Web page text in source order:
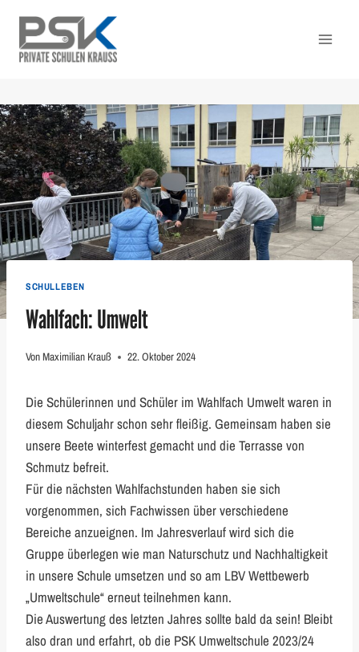
Inhalt
springen
SCHULLEBEN
Wahlfach: Umwelt
VonMaximilian Krauß 22. Oktober 2024
Die Schülerinnen und Schüler im Wahlfach Umwelt waren in
diesem Schuljahr schon sehr fleißig. Gemeinsam haben sie
unsere Beete winterfest gemacht und die Terrasse von
Schmutz befreit.
Für die nächsten Wahlfachstunden haben sie sich
vorgenommen, sich Fachwissen über verschiedene
Bereiche anzueignen. Im Jahresverlauf wird sich die
Gruppe überlegen wie man Naturschutz und Nachhaltigkeit
in unsere Schule umsetzen und so am LBV Wettbewerb
„Umweltschule“ erneut teilnehmen kann.
Die Auswertung des letzten Jahres sollte bald da sein! Bleibt
also dran und erfahrt, ob die PSK Umweltschule 2023/24